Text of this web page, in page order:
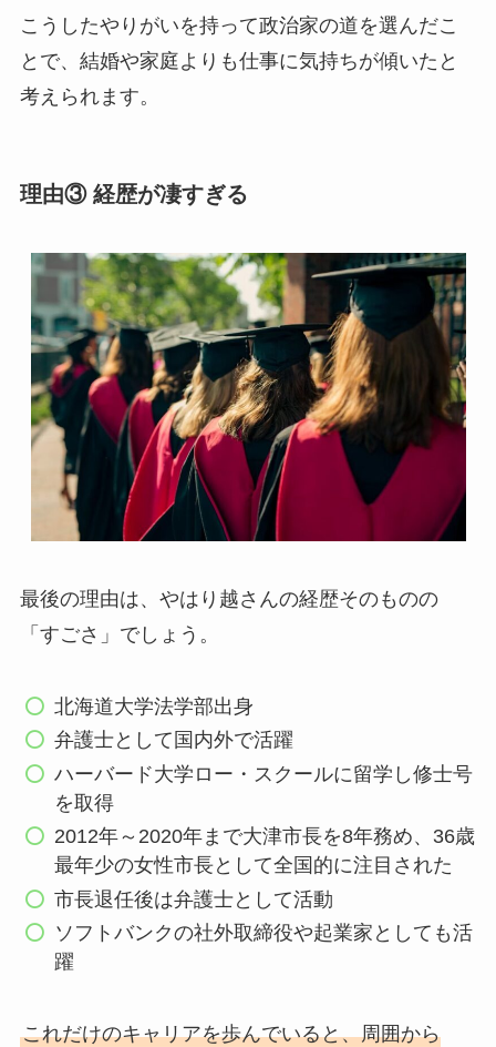
こうしたやりがいを持って政治家の道を選んだこ
とで、結婚や家庭よりも仕事に気持ちが傾いたと
考えられます。
理由③ 経歴が凄すぎる
最後の理由は、やはり越さんの経歴そのものの
「すごさ」でしょう。
北海道大学法学部出身
弁護士として国内外で活躍
ハーバード大学ロー・スクールに留学し修士号
を取得
2012年～2020年まで大津市長を8年務め、36歳
最年少の女性市長として全国的に注目された
市長退任後は弁護士として活動
ソフトバンクの社外取締役や起業家としても活
躍
これだけのキャリアを歩んでいると、周囲から